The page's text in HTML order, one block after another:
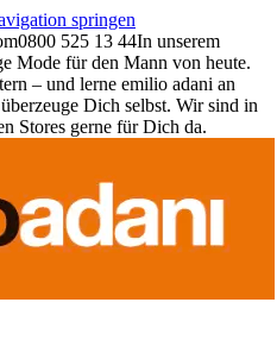
springen
0800 525 13 44In unserem
Mode für den Mann von heute.
– und lerne emilio adani an
Dich selbst. Wir sind in
Stores gerne für Dich da.